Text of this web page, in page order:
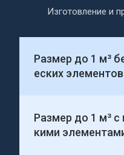
Изготовление и
Размер до 1 м³
еских элементов
Размер до 1 м³
кими